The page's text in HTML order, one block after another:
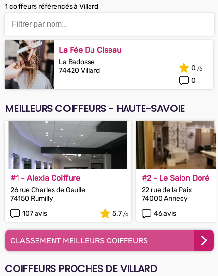
1 coiffeurs référencés à Villard
La Fée Du Ciseau
La Badosse
74420 Villard
0
0
MEILLEURS COIFFEURS - HAUTE-SAVOIE
#1 - Alexia Coiffure
26 rue Charles de Gaulle
74150 Rumilly
107 avis
5.7
#2 - Le Salon Doré
22 rue de la Paix
74000 Annecy
46 avis
CLASSEMENT MEILLEURS COIFFEURS
COIFFEURS PROCHES DE VILLARD